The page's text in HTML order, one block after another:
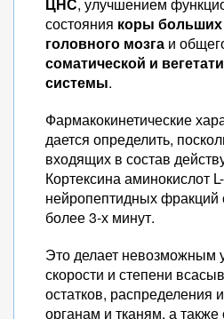
состояния коры
головного мозга и
соматической и
системы.
Фармакокинетические
дается определить,
входящих в состав
Кортексина аминокислот
нейропептидных фракций
более 3-х минут.
Это делает невозможным
скорости и степени
остатков, распределения
органам и тканям, а также